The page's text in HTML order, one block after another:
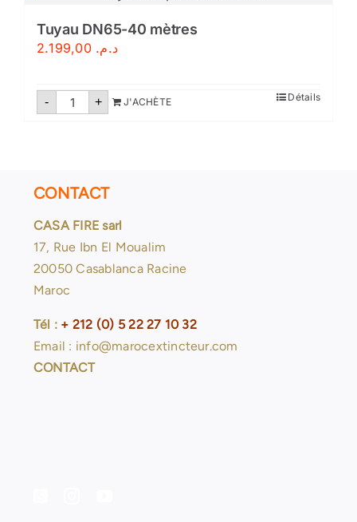
Tuyau DN65-40 mètres
د.م. 2.199,00
- quantité
+ J'ACHÈTE Détails
CONTACT
CASA FIRE sarl
17, Rue Ibn El Moualim
20050 Casablanca Racine
Maroc
Tél : + 212 (0) 5 22 27 10 32
Email : info@marocextincteur.com
CONTACT